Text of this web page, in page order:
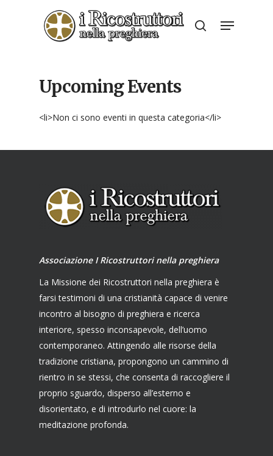
search
Menu
Upcoming Events
<li>Non ci sono eventi in questa categoria</li>
Associazione I Ricostruttori nella preghiera
La Missione dei Ricostruttori nella preghiera è
farsi testimoni di una cristianità capace di venire
incontro al bisogno di preghiera e ricerca
interiore, spesso inconsapevole, dell’uomo
contemporaneo. Attingendo alle risorse della
tradizione cristiana, propongono un cammino di
rientro in se stessi, che consenta di raccogliere il
proprio sguardo, disperso all’esterno e
disorientato, e di introdurlo nel cuore: la
meditazione profonda.